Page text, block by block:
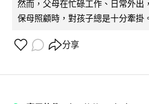
然而，父母在忙碌工作、日常外出
保母照顧時，對孩子總是十分牽掛
分享